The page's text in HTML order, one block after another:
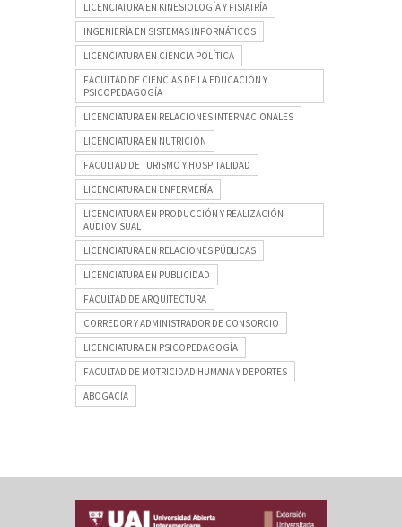
LICENCIATURA EN KINESIOLOGÍA Y FISIATRÍA
INGENIERÍA EN SISTEMAS INFORMÁTICOS
LICENCIATURA EN CIENCIA POLÍTICA
FACULTAD DE CIENCIAS DE LA EDUCACIÓN Y
PSICOPEDAGOGÍA
LICENCIATURA EN RELACIONES INTERNACIONALES
LICENCIATURA EN NUTRICIÓN
FACULTAD DE TURISMO Y HOSPITALIDAD
LICENCIATURA EN ENFERMERÍA
LICENCIATURA EN PRODUCCIÓN Y REALIZACIÓN
AUDIOVISUAL
LICENCIATURA EN RELACIONES PÚBLICAS
LICENCIATURA EN PUBLICIDAD
FACULTAD DE ARQUITECTURA
CORREDOR Y ADMINISTRADOR DE CONSORCIO
LICENCIATURA EN PSICOPEDAGOGÍA
FACULTAD DE MOTRICIDAD HUMANA Y DEPORTES
ABOGACÍA